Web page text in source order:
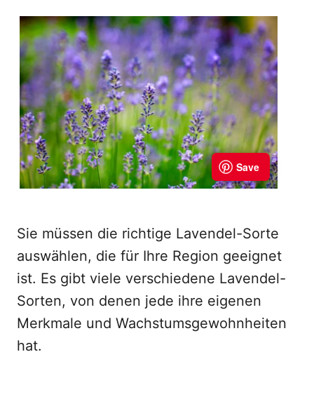
Sie müssen die richtige Lavendel-Sorte
auswählen, die für Ihre Region geeignet
ist. Es gibt viele verschiedene Lavendel-
Sorten, von denen jede ihre eigenen
Merkmale und Wachstumsgewohnheiten
hat.